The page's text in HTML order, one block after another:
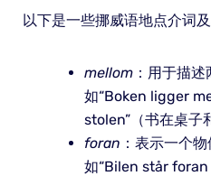
以下是一些挪威语地点介词及
mellom：用于描述
如“Boken ligger
stolen”（书在桌子
foran ：表示一个
如“Bilen står